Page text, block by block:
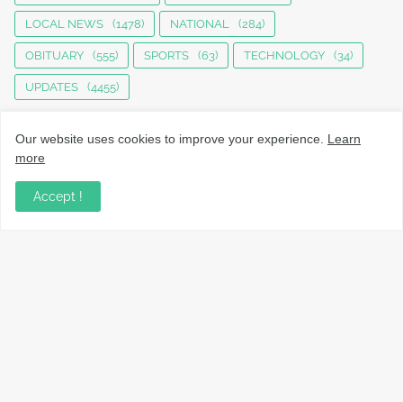
LOCAL NEWS (1478) NATIONAL (284)
OBITUARY (555) SPORTS (63) TECHNOLOGY (34)
UPDATES (4455)
നാട്ടുവാർത്തകൾ, തൊഴിൽ, വിദ്യാഭ്യാസം, വാണിജ്യം,
Our website uses cookies to improve your experience. Learn
more
Accept !